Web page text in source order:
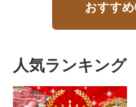
おすす
人気ランキング